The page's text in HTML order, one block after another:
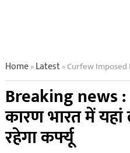
Home»Latest»Curfew Imposed
Breaking news
कारण भारत में यहां
रहेगा कर्फ्यू